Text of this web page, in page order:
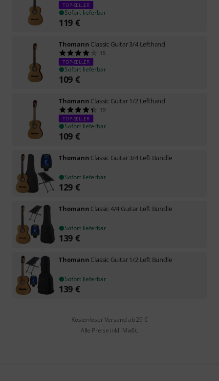
TOP-SELLER
Sofort lieferbar
119 €
Thomann Classic Guitar 3/4 Lefthand
15
TOP-SELLER
Sofort lieferbar
109 €
Thomann Classic Guitar 1/2 Lefthand
19
TOP-SELLER
Sofort lieferbar
109 €
Thomann Classic Guitar 3/4 Left Bundle
Sofort lieferbar
129 €
Thomann Classic 4/4 Guitar Left Bundle
Sofort lieferbar
139 €
Thomann Classic Guitar 1/2 Left Bundle
Sofort lieferbar
139 €
Kostenloser Versand ab 29 €
Alle Preise inkl. MwSt.